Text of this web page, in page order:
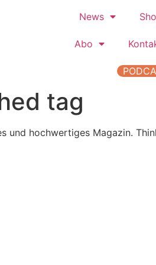
News
Abo
tag
hochwertiges Magazin.